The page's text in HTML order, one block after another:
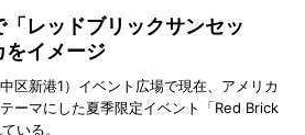
レッドブリックサンセッ
をイメージ
区新港1）イベント広場で現在、アメリカ
ーマにした夏季限定イベント「Red Brick
いる。